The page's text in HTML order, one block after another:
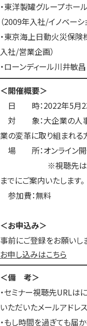
・東洋製罐グループホー
（2009年入社/イノベーシ
・東京海上日動火災保
入社/営業企画）
・ローンディール川井敏昌
＜開催概要＞
日 時：2022年5月23
対 象：大企業の人事
業の変革に取り組まれる
場 所：オンライン開
※視聴先は、お申
までにご案内いたします。
参加費：無料
＜お申込み＞
事前にご登録をお願いし
お申し込みはこちら
＜備 考＞
・セミナー視聴先URLは
いただいたメールアドレ
・もし時間を過ぎても届